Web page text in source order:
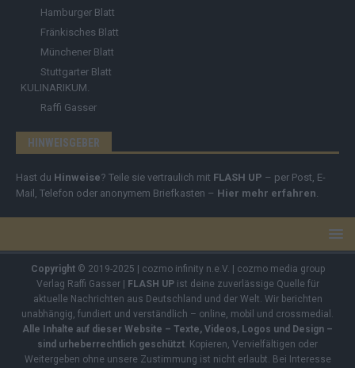
Hamburger Blatt
Fränkisches Blatt
Münchener Blatt
Stuttgarter Blatt
KULINARIKUM.
Raffi Gasser
HINWEISGEBER
Hast du Hinweise? Teile sie vertraulich mit FLASH UP – per Post, E-
Mail, Telefon oder anonymem Briefkasten – Hier mehr erfahren.
Copyright© 2019-2025 | cozmo infinity n.e.V. | cozmo media group
Verlag Raffi Gasser |
FLASH UPist deine zuverlässige Quelle für
aktuelle Nachrichten aus Deutschland und der Welt. Wir berichten
unabhängig, fundiert und verständlich – online, mobil und crossmedial.
Alle Inhalte auf dieser Website – Texte, Videos, Logos und Design –
sind urheberrechtlich geschützt. Kopieren, Vervielfältigen oder
Weitergeben ohne unsere Zustimmung ist nicht erlaubt. Bei Interesse